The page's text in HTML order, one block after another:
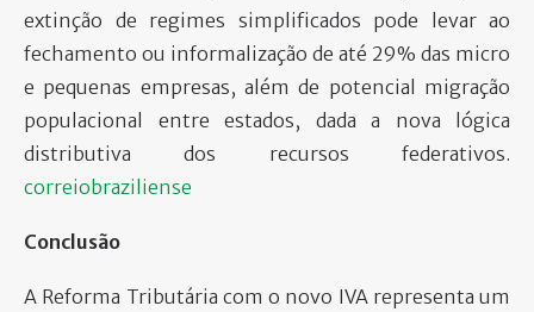
extinção de regimes simplificados pode levar ao
fechamento ou informalização de até 29% das micro
e pequenas empresas, além de potencial migração
populacional entre estados, dada a nova lógica
distributiva dos recursos federativos.
correiobraziliense
Conclusão
A Reforma Tributária com o novo IVA representa um